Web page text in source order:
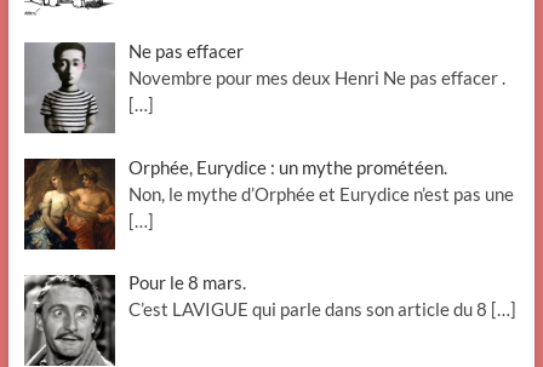
Ne pas effacer
Novembre pour mes deux Henri Ne pas effacer .
[…]
Orphée, Eurydice : un mythe prométéen.
Non, le mythe d’Orphée et Eurydice n’est pas une
[…]
Pour le 8 mars.
C’est LAVIGUE qui parle dans son article du 8 […]